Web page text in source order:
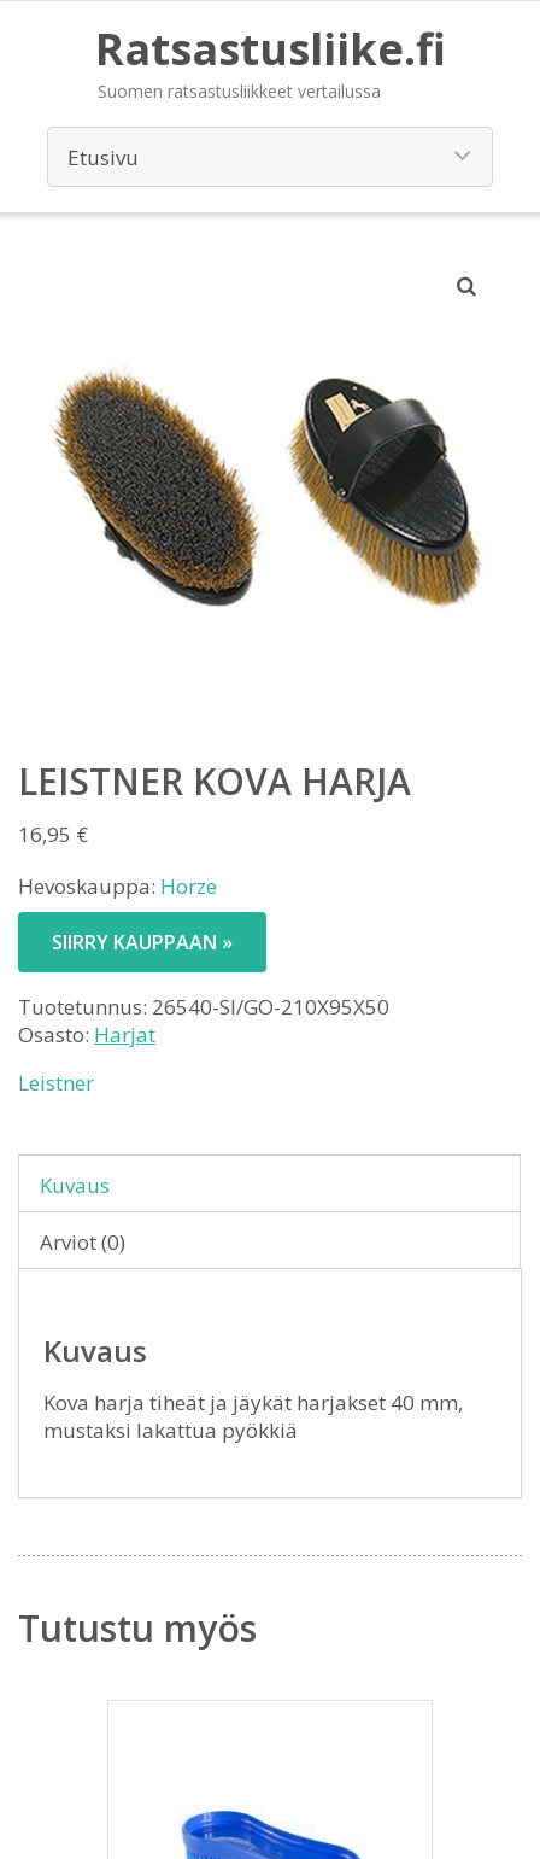
Ratsastusliike.fi
Suomen ratsastusliikkeet vertailussa
LEISTNER KOVA HARJA
16,95 €
Hevoskauppa: Horze
SIIRRY KAUPPAAN »
Tuotetunnus: 26540-SI/GO-210X95X50
Osasto: Harjat
Leistner
Kuvaus
Arviot (0)
Kuvaus
Kova harja tiheät ja jäykät harjakset 40 mm,
mustaksi lakattua pyökkiä
Tutustu myös